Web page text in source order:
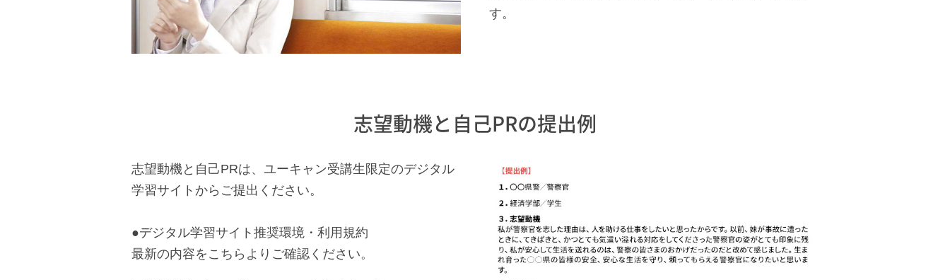
す。
志望動機と自己PRの提出例
志望動機と自己PRは、ユーキャン受講生限定のデジタル
学習サイトからご提出ください。
●デジタル学習サイト推奨環境・利用規約
最新の内容をこちらよりご確認ください。